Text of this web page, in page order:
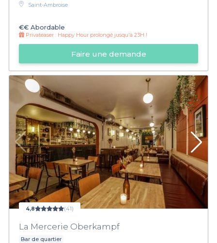
Saint-Ambroise
€€ Abordable
Privateaser : Happy Hour prolongé jusqu'à 23H !
Faire une demande
4,8 (41)
La Mercerie Oberkampf
Bar de quartier